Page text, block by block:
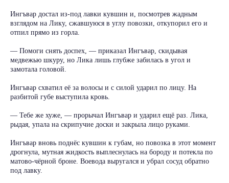
Ингъвар достал из-под лавки кувшин и, посмотрев жадным
взглядом на Лику, сжавшуюся в углу повозки, откупорил его и
отпил прямо из горла.
— Помоги снять доспех, — приказал Ингъвар, скидывая
медвежью шкуру, но Лика лишь глубже забилась в угол и
замотала головой.
Ингъвар схватил её за волосы и с силой ударил по лицу. На
разбитой губе выступила кровь.
— Тебе же хуже, — прорычал Ингъвар и ударил ещё раз. Лика,
рыдая, упала на скрипучие доски и закрыла лицо руками.
Ингъвар вновь поднёс кувшин к губам, но повозка в этот момент
дрогнула, мутная жидкость выплеснулась на бороду и потекла по
матово-чёрной броне. Воевода выругался и убрал сосуд обратно
под лавку.